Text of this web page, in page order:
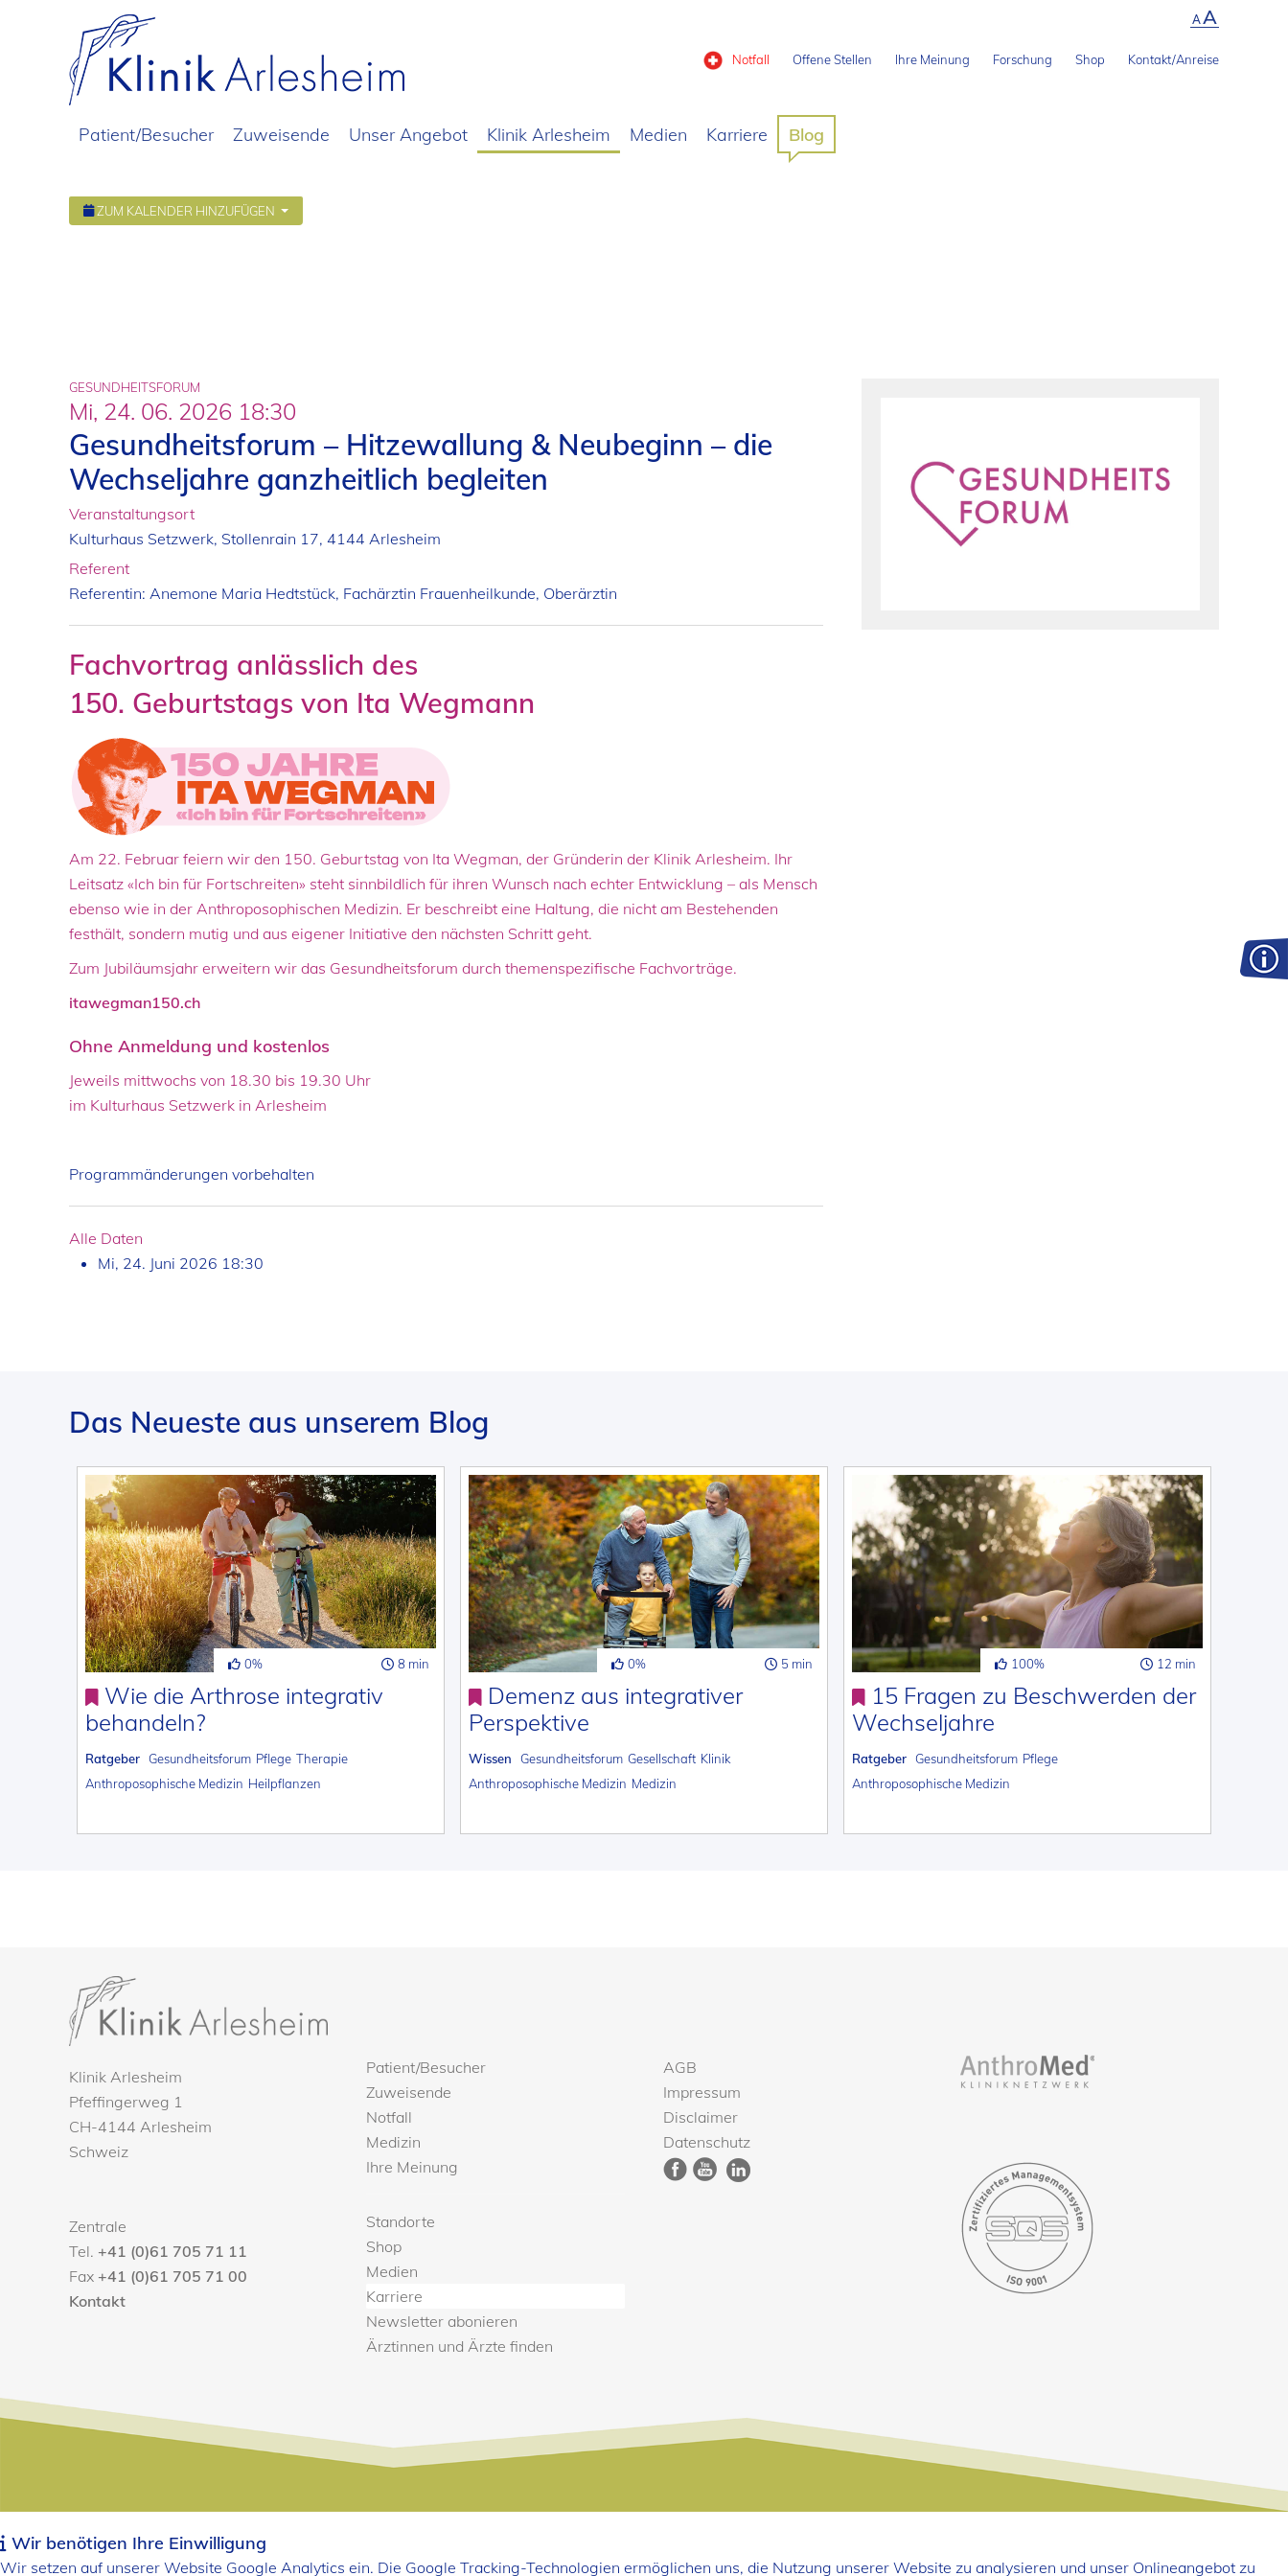
AA
Notfall Offene Stellen Ihre Meinung Forschung Shop Kontakt/Anreise
Patient/Besucher Zuweisende Unser Angebot Klinik Arlesheim Medien Karriere Blog
ZUM KALENDER HINZUFÜGEN
GESUNDHEITSFORUM
Mi, 24. 06. 2026 18:30
Gesundheitsforum – Hitzewallung & Neubeginn – die
Wechseljahre ganzheitlich begleiten
Veranstaltungsort
Kulturhaus Setzwerk, Stollenrain 17, 4144 Arlesheim
Referent
Referentin: Anemone Maria Hedtstück, Fachärztin Frauenheilkunde, Oberärztin
Fachvortrag anlässlich des
150. Geburtstags von Ita Wegmann
Am 22. Februar feiern wir den 150. Geburtstag von Ita Wegman, der Gründerin der Klinik Arlesheim. Ihr
Leitsatz «Ich bin für Fortschreiten» steht sinnbildlich für ihren Wunsch nach echter Entwicklung – als Mensch
ebenso wie in der Anthroposophischen Medizin. Er beschreibt eine Haltung, die nicht am Bestehenden
festhält, sondern mutig und aus eigener Initiative den nächsten Schritt geht.
Zum Jubiläumsjahr erweitern wir das Gesundheitsforum durch themenspezifische Fachvorträge.
itawegman150.ch
Ohne Anmeldung und kostenlos
Jeweils mittwochs von 18.30 bis 19.30 Uhr
im Kulturhaus Setzwerk in Arlesheim
Programmänderungen vorbehalten
Alle Daten
Mi, 24. Juni 2026 18:30
Das Neueste aus unserem Blog
0% 8 min
Wie die Arthrose integrativ
behandeln?
Ratgeber Gesundheitsforum Pflege Therapie
Anthroposophische Medizin Heilpflanzen
0% 5 min
Demenz aus integrativer
Perspektive
Wissen Gesundheitsforum Gesellschaft Klinik
Anthroposophische Medizin Medizin
100% 12 min
15 Fragen zu Beschwerden der
Wechseljahre
Ratgeber Gesundheitsforum Pflege
Anthroposophische Medizin
Klinik Arlesheim
Pfeffingerweg 1
CH-4144 Arlesheim
Schweiz
Zentrale
Tel. +41 (0)61 705 71 11
Fax +41 (0)61 705 71 00
Kontakt
Patient/Besucher
Zuweisende
Notfall
Medizin
Ihre Meinung
Standorte
Shop
Medien
Karriere
Newsletter abonieren
Ärztinnen und Ärzte finden
AGB
Impressum
Disclaimer
Datenschutz
Wir benötigen Ihre Einwilligung
Wir setzen auf unserer Website Google Analytics ein. Die Google Tracking-Technologien ermöglichen uns, die Nutzung unserer Website zu analysieren und unser Onlineangebot zu